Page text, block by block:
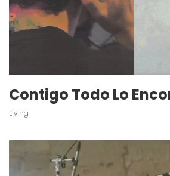
Contigo Todo Lo
Living